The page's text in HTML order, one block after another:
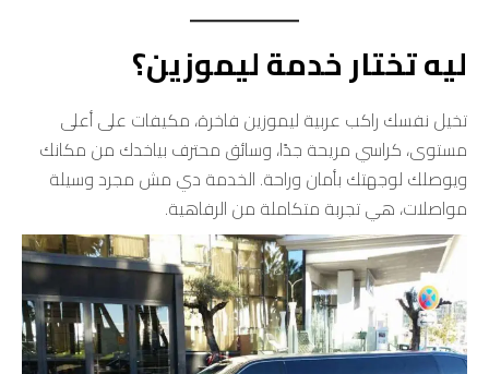
ليه تختار خدمة ليموزين؟
تخيل نفسك راكب عربية ليموزين فاخرة، مكيفات على أعلى
مستوى، كراسي مريحة جدًا، وسائق محترف بياخدك من مكانك
ويوصلك لوجهتك بأمان وراحة. الخدمة دي مش مجرد وسيلة
مواصلات، هي تجربة متكاملة من الرفاهية.